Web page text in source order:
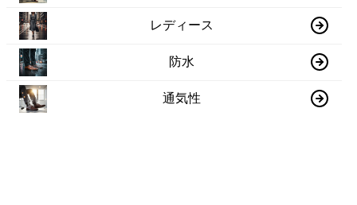
レディース
防水
通気性